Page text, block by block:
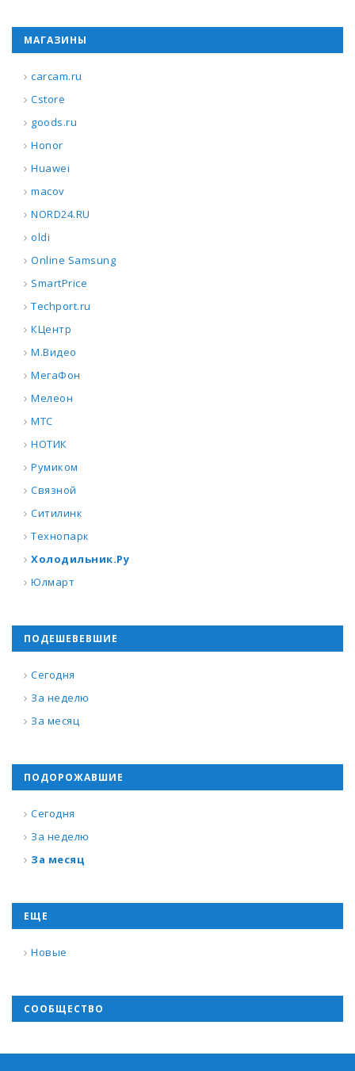
МАГАЗИНЫ
carcam.ru
Cstore
goods.ru
Honor
Huawei
macov
NORD24.RU
oldi
Online Samsung
SmartPrice
Techport.ru
КЦентр
М.Видео
МегаФон
Мелеон
МТС
НОТИК
Румиком
Связной
Ситилинк
Технопарк
Холодильник.Ру
Юлмарт
ПОДЕШЕВЕВШИЕ
Сегодня
За неделю
За месяц
ПОДОРОЖАВШИЕ
Сегодня
За неделю
За месяц
ЕЩЕ
Новые
СООБЩЕСТВО